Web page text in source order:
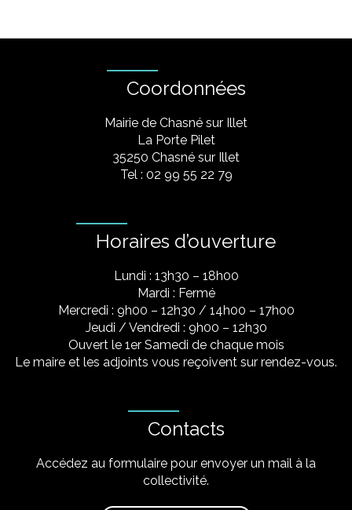
Coordonnées
Mairie de Chasné sur Illet
La Porte Pilet
35250 Chasné sur Illet
Tel : 02 99 55 22 79
Horaires d’ouverture
Lundi : 13h30 – 18h00
Mardi : Fermé
Mercredi : 9h00 – 12h30 / 14h00 – 17h00
Jeudi / Vendredi : 9h00 – 12h30
Ouvert le 1er Samedi de chaque mois
Le maire et les adjoints vous reçoivent sur rendez-vous.
Contacts
Accédez au formulaire pour envoyer un mail à la
collectivité.